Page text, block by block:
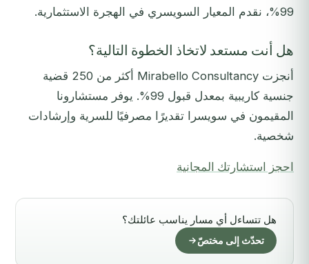
99%، نقدم المعيار السويسري في الهجرة الاستثمارية.
هل أنت مستعد لاتخاذ الخطوة التالية؟
أنجزت Mirabello Consultancy أكثر من 250 قضية
جنسية كاريبية بمعدل قبول 99%. يوفر مستشارونا
المقيمون في سويسرا تقديرًا مصرفيًا للسرية وإرشادات
شخصية.
احجز استشارتك المجانية
هل تتساءل أي مسار يناسب عائلتك؟
تحدّث إلى مختصّ